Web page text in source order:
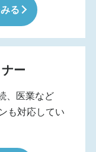
る
ー
、医業など
も対応してい